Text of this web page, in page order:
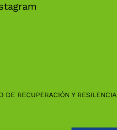
DE RECUPERACIÓN Y RESILENCIA